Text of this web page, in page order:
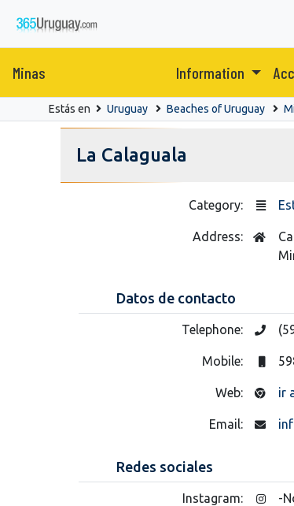
Minas Information
Estás en Uruguay Beaches of Uruguay
La Calaguala
Category:
Address:
Datos de contacto
Telephone:
Mobile:
Web: ir
Email:
Redes sociales
Instagram: -